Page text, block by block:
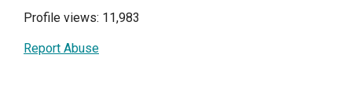
Profile views: 11,983
Report Abuse